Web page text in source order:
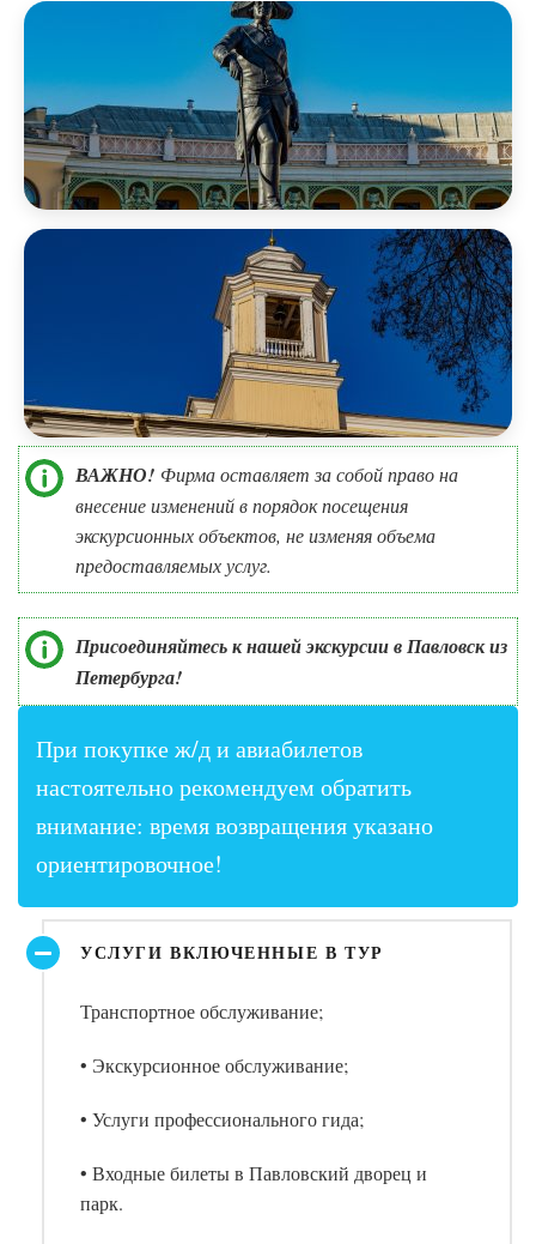
ВАЖНО! Фирма оставляет за собой право на
внесение изменений в порядок посещения
экскурсионных объектов, не изменяя объема
предоставляемых услуг.
Присоединяйтесь к нашей экскурсии в Павловск из
Петербурга!
При покупке ж/д и авиабилетов
настоятельно рекомендуем обратить
внимание: время возвращения указано
ориентировочное!
УСЛУГИ ВКЛЮЧЕННЫЕ В ТУР
Транспортное обслуживание;
• Экскурсионное обслуживание;
• Услуги профессионального гида;
• Входные билеты в Павловский дворец и
парк.